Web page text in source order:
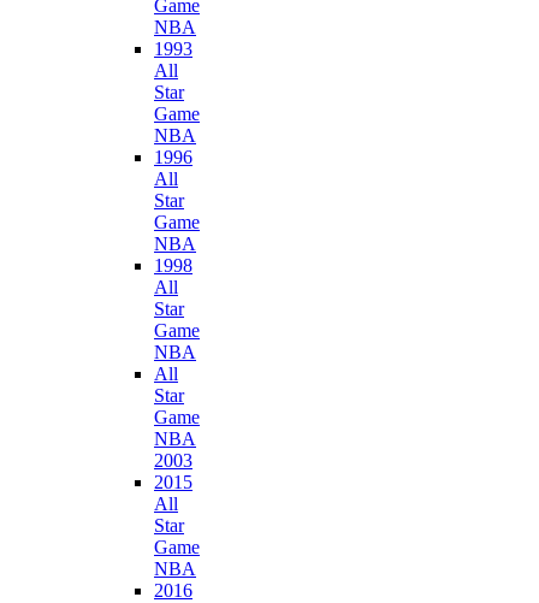
Game
NBA
1993
All
Star
Game
NBA
1996
All
Star
Game
NBA
1998
All
Star
Game
NBA
All
Star
Game
NBA
2003
2015
All
Star
Game
NBA
2016